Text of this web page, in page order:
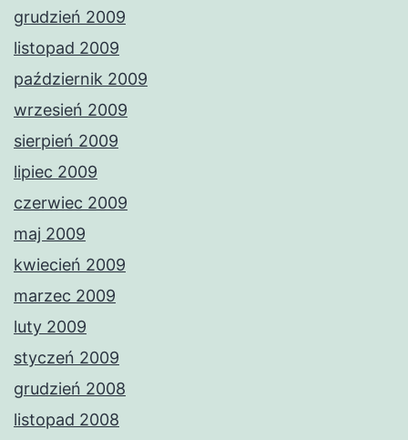
grudzień 2009
listopad 2009
październik 2009
wrzesień 2009
sierpień 2009
lipiec 2009
czerwiec 2009
maj 2009
kwiecień 2009
marzec 2009
luty 2009
styczeń 2009
grudzień 2008
listopad 2008